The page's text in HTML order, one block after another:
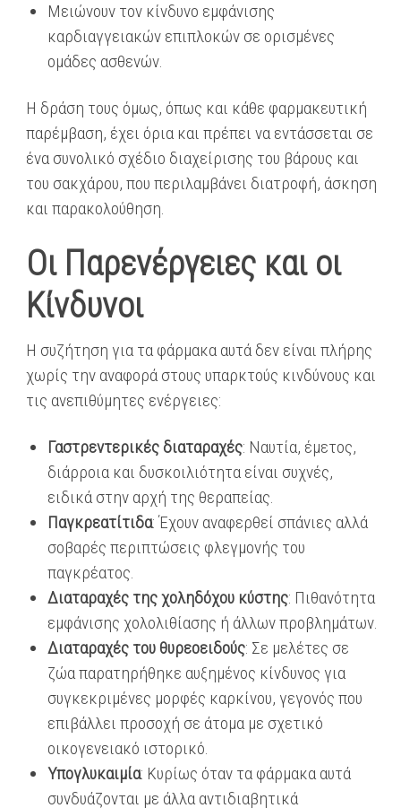
Μειώνουν τον κίνδυνο εμφάνισης
καρδιαγγειακών επιπλοκών σε ορισμένες
ομάδες ασθενών.
Η δράση τους όμως, όπως και κάθε φαρμακευτική
παρέμβαση, έχει όρια και πρέπει να εντάσσεται σε
ένα συνολικό σχέδιο διαχείρισης του βάρους και
του σακχάρου, που περιλαμβάνει διατροφή, άσκηση
και παρακολούθηση.
Οι Παρενέργειες και οι
Κίνδυνοι
Η συζήτηση για τα φάρμακα αυτά δεν είναι πλήρης
χωρίς την αναφορά στους υπαρκτούς κινδύνους και
τις ανεπιθύμητες ενέργειες:
Γαστρεντερικές διαταραχές: Ναυτία, έμετος,
διάρροια και δυσκοιλιότητα είναι συχνές,
ειδικά στην αρχή της θεραπείας.
Παγκρεατίτιδα: Έχουν αναφερθεί σπάνιες αλλά
σοβαρές περιπτώσεις φλεγμονής του
παγκρέατος.
Διαταραχές της χοληδόχου κύστης: Πιθανότητα
εμφάνισης χολολιθίασης ή άλλων προβλημάτων.
Διαταραχές του θυρεοειδούς: Σε μελέτες σε
ζώα παρατηρήθηκε αυξημένος κίνδυνος για
συγκεκριμένες μορφές καρκίνου, γεγονός που
επιβάλλει προσοχή σε άτομα με σχετικό
οικογενειακό ιστορικό.
Υπογλυκαιμία: Κυρίως όταν τα φάρμακα αυτά
συνδυάζονται με άλλα αντιδιαβητικά